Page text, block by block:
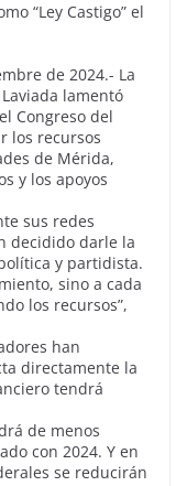
“Ley Castigo” el
de 2024.- La
lamentó
Congreso del
los recursos
de Mérida,
y los apoyos
sus redes
decidido darle la
y partidista.
sino a cada
los recursos”,
han
directamente la
tendrá
de menos
con 2024. Y en
se reducirán